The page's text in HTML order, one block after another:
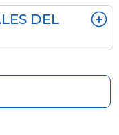
DEL